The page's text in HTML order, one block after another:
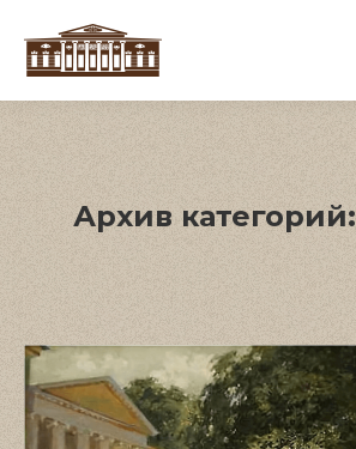
Архив категорий: